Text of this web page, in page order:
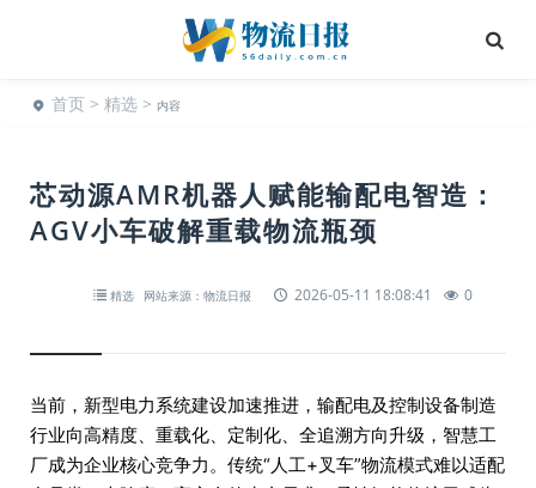
首页 > 精选 > 内容
芯动源AMR机器人赋能输配电智造：
AGV小车破解重载物流瓶颈
精选 网站来源：物流日报 2026-05-11 18:08:41 0
当前，新型电力系统建设加速推进，输配电及控制设备制造
行业向高精度、重载化、定制化、全追溯方向升级，智慧工
厂成为企业核心竞争力。传统“人工+叉车”物流模式难以适配